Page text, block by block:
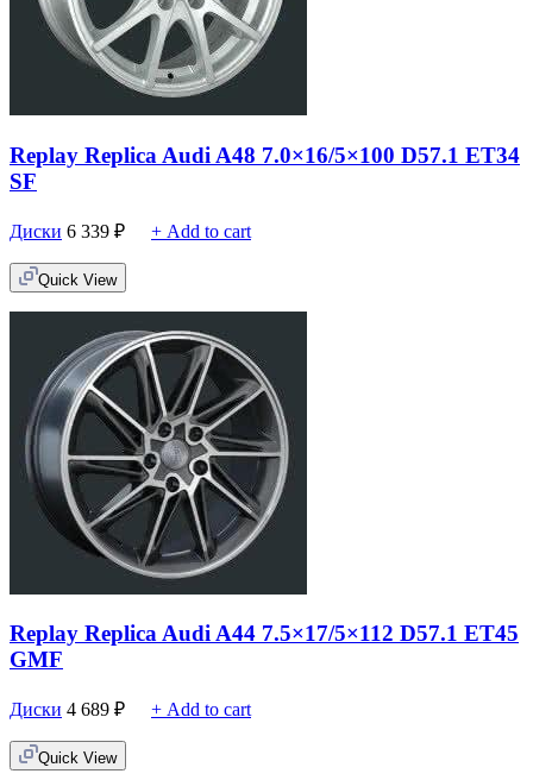
Replay Replica Audi A48 7.0×16/5×100 D57.1 ET34
SF
Диски 6 339 ₽ + Add to cart
Quick View
Replay Replica Audi A44 7.5×17/5×112 D57.1 ET45
GMF
Диски 4 689 ₽ + Add to cart
Quick View